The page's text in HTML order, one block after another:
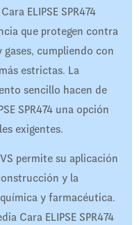
ELIPSE SPR474
que protegen contra
gases, cumpliendo con
estrictas. La
sencillo hacen de
SPR474 una opción
exigentes.
permite su aplicación
y la
y farmacéutica.
Cara ELIPSE SPR474